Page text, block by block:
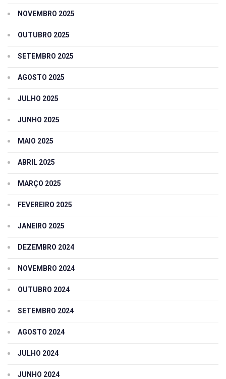
NOVEMBRO 2025
OUTUBRO 2025
SETEMBRO 2025
AGOSTO 2025
JULHO 2025
JUNHO 2025
MAIO 2025
ABRIL 2025
MARÇO 2025
FEVEREIRO 2025
JANEIRO 2025
DEZEMBRO 2024
NOVEMBRO 2024
OUTUBRO 2024
SETEMBRO 2024
AGOSTO 2024
JULHO 2024
JUNHO 2024